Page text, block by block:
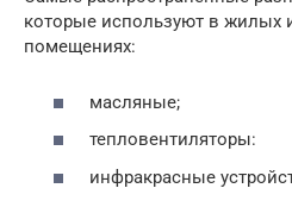
которые используют в жилых
помещениях:
масляные;
тепловентиляторы:
инфракрасные